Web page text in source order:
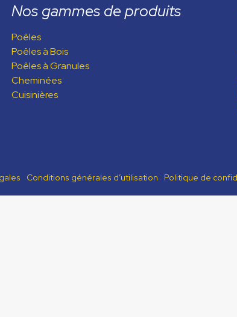
Nos gammes de produits
Poêles
Poêles à Bois
Poêles à Granules
Cheminées
Cuisinières
Conditions générales d’utilisation Politique de